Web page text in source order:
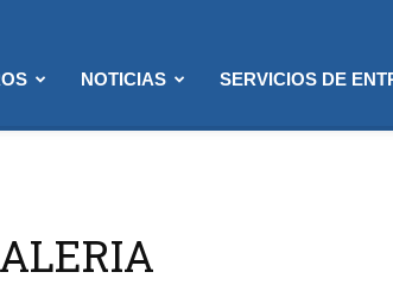
NOTICIAS SERVICIOS DE